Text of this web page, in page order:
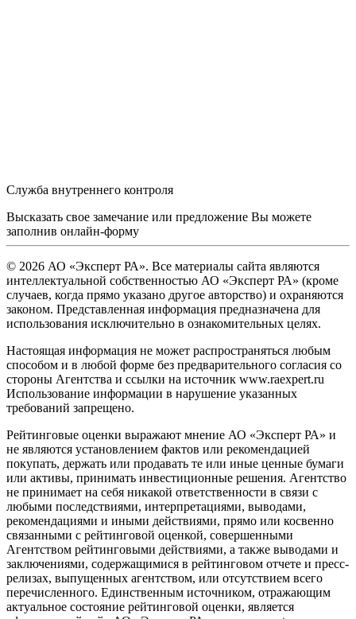
Служба внутреннего контроля
Высказать свое замечание или предложение Вы можете
заполнив онлайн-форму
© 2026 АО «Эксперт РА». Все материалы сайта являются
интеллектуальной собственностью АО «Эксперт РА» (кроме
случаев, когда прямо указано другое авторство) и охраняются
законом. Представленная информация предназначена для
использования исключительно в ознакомительных целях.
Настоящая информация не может распространяться любым
способом и в любой форме без предварительного согласия со
стороны Агентства и ссылки на источник www.raexpert.ru
Использование информации в нарушение указанных
требований запрещено.
Рейтинговые оценки выражают мнение АО «Эксперт РА» и
не являются установлением фактов или рекомендацией
покупать, держать или продавать те или иные ценные бумаги
или активы, принимать инвестиционные решения. Агентство
не принимает на себя никакой ответственности в связи с
любыми последствиями, интерпретациями, выводами,
рекомендациями и иными действиями, прямо или косвенно
связанными с рейтинговой оценкой, совершенными
Агентством рейтинговыми действиями, а также выводами и
заключениями, содержащимися в рейтинговом отчете и пресс-
релизах, выпущенных агентством, или отсутствием всего
перечисленного. Единственным источником, отражающим
актуальное состояние рейтинговой оценки, является